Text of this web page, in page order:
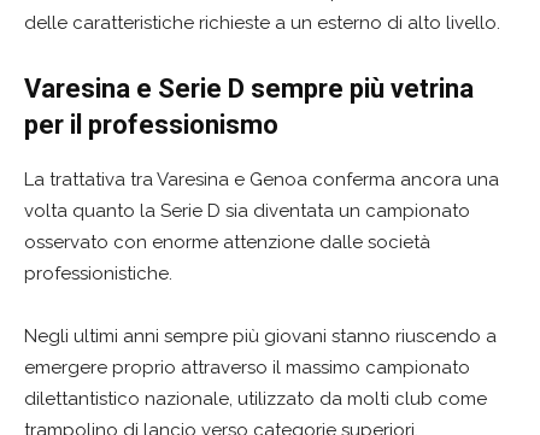
delle caratteristiche richieste a un esterno di alto livello.
Varesina e Serie D sempre più vetrina
per il professionismo
La trattativa tra Varesina e Genoa conferma ancora una
volta quanto la Serie D sia diventata un campionato
osservato con enorme attenzione dalle società
professionistiche.
Negli ultimi anni sempre più giovani stanno riuscendo a
emergere proprio attraverso il massimo campionato
dilettantistico nazionale, utilizzato da molti club come
trampolino di lancio verso categorie superiori.